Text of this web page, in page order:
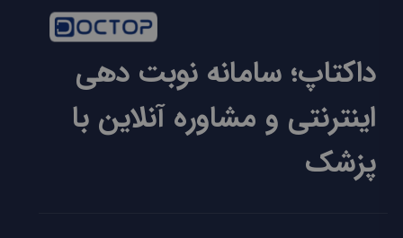
داکتاپ؛ سامانه نوبت دهی
اینترنتی و مشاوره آنلاین با
پزشک